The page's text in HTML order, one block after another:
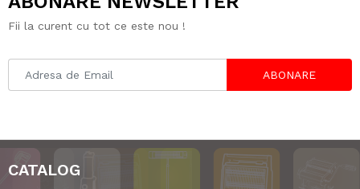
Fii la curent cu tot ce este nou !
ABONARE
CATALOG